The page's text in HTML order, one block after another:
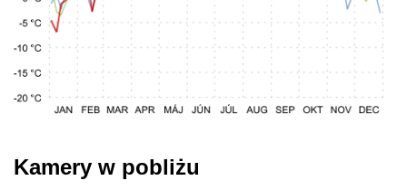
Kamery w pobliżu